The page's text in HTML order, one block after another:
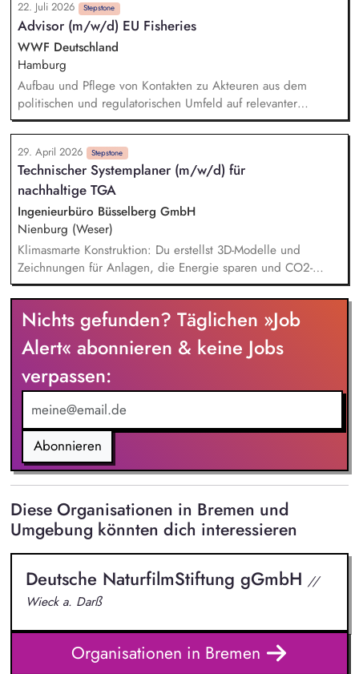
22. Juli 2026 Stepstone
Advisor (m/w/d) EU Fisheries
WWF Deutschland
Hamburg
Aufbau und Pflege von Kontakten zu Akteuren aus dem
politischen und regulatorischen Umfeld auf relevanter
Landes-, Bundes- und EU-Ebene, BALTFISH/HELCOM-Umfeld,
Wissenschaft, Fischereisektor, anderen Umweltverbänden,
sowie Handel und Industrie. Kritische und kompetente
Begleitung von Plänen und Prozessen zur Neuausrichtung
der deutschen Fischerei in Nord- und Ostsee, sowie zur
europäischen Politikebene. Mitwirkung an der Erstellung und
öffentliche Vertretung von relevanten Positions- und
Hintergrundpapieren, politischen Strategiepapieren,
Stellungnahmen.
29. April 2026 Stepstone
Technischer Systemplaner (m/w/d) für
nachhaltige TGA
Ingenieurbüro Büsselberg GmbH
Nienburg (Weser)
Klimasmarte Konstruktion: Du erstellst 3D-Modelle und
Zeichnungen für Anlagen, die Energie sparen und CO2-
Emissionen senken. Innovations-Check: Du bringst eigene
Ideen ein, wie wir Technik noch effizienter in anspruchsvolle
Architektur integrieren können. Schnittstellenmanagement: Du
koordinierst dich mit Fachkollegen, um ganzheitliche,
ökologisch optimierte Gesamtsysteme zu schaffen. Präzise
Berechnungen: Du lieferst die Datenbasis für Anlagen, die
genau so groß wie nötig, aber so effizient wie möglich sind.
Nichts gefunden? Täglichen »Job
Alert« abonnieren & keine Jobs
verpassen:
Abonnieren
Diese Organisationen in Bremen und
Umgebung könnten dich interessieren
Deutsche NaturfilmStiftung gGmbH //
Wieck a. Darß
Organisationen in Bremen